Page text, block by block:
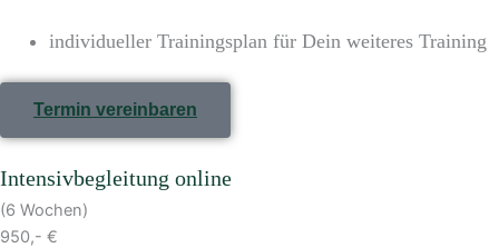
individueller Trainingsplan für Dein weiteres Training
Termin vereinbaren
Intensivbegleitung online
(6 Wochen)
950,- €